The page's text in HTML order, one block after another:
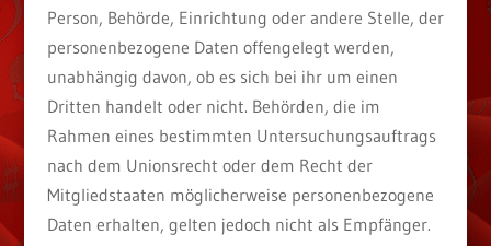
Person, Behörde, Einrichtung oder andere Stelle, der
personenbezogene Daten offengelegt werden,
unabhängig davon, ob es sich bei ihr um einen
Dritten handelt oder nicht. Behörden, die im
Rahmen eines bestimmten Untersuchungsauftrags
nach dem Unionsrecht oder dem Recht der
Mitgliedstaaten möglicherweise personenbezogene
Daten erhalten, gelten jedoch nicht als Empfänger.